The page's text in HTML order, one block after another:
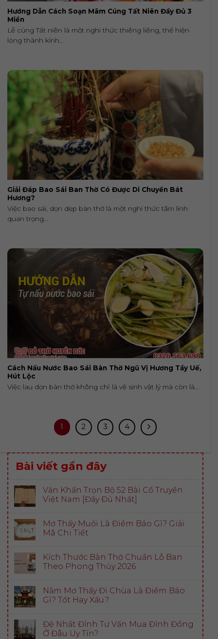
Hướng Dẫn Cách Soạn Mâm Cúng Tất Niên Đầy Đủ 3
Miền
Lễ cúng Tất niên là một nghi thức thiêng liêng, thể hiện
lòng thành kính...
Giải Đáp Bao Sái Ban Thờ Có Được Di Chuyển Bát
Hương?
Việc bao sái, dọn dẹp bàn thờ là một nghi thức tâm linh
quan trọng...
Cách Nấu Nước Bao Sái Bàn Thờ Ngũ Vị Hương Tẩy Uế,
Hút Lộc
Việc lau dọn bàn thờ không chỉ là vệ sinh vật lý mà còn là...
1 2 3 4
Bài viết gần đây
Văn Khấn Trọn Bộ 52 Bài Cổ Truyền
Việt Nam [Đầy Đủ Nhất]
Mơ Thấy Muối Là Điềm Báo Gì? Giải
Mã Chi Tiết
Kích Thước Bàn Thờ Chuẩn Lỗ Ban
Theo Phong Thủy 2026
Nằm Mơ Thấy Đi Chùa Là Điềm Báo
Gì? Tốt Hay Xấu?
Đệ Nhất Đỉnh Tư Vấn Mua Đỉnh Đồng
Ở Đâu Uy Tín?